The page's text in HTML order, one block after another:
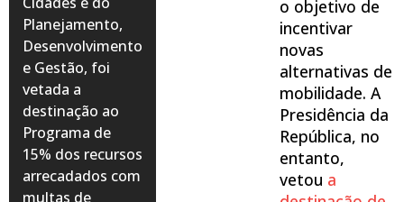
Planejamento,
Desenvolvimento
e Gestão, foi
vetada a
destinação ao
Programa de
15% dos recursos
arrecadados com
multas de
o objetivo de
incentivar
novas
alternativas de
mobilidade. A
Presidência da
República, no
entanto,
vetou a